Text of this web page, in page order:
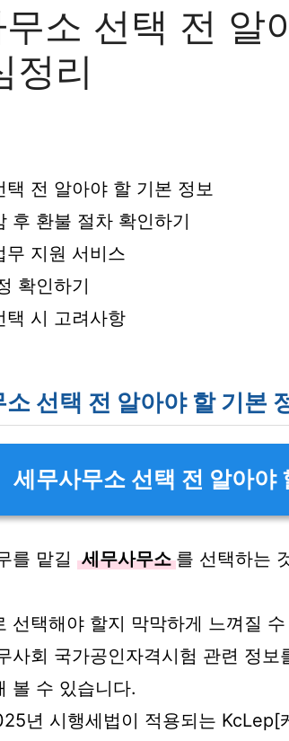
소 선택 전 알
정리
택 전 알아야 할 기본 정보
후 환불 절차 확인하기
무 지원 서비스
확인하기
택 시 고려사항
선택 전 알아야 할 기본
세무사무소 선택 전 알아야
를 맡길 세무사무소 를 선택하는
선택해야 할지 막막하게 느껴질
사회 국가공인자격시험 관련 정
볼 수 있습니다.
년 시행세법이 적용되는 KcLep[